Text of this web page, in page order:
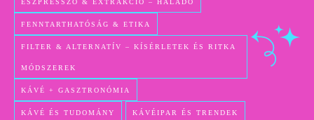
ESZPRESSZÓ & EXTRAKCIÓ – HALADÓ
FENNTARTHATÓSÁG & ETIKA
FILTER & ALTERNATÍV – KÍSÉRLETEK ÉS RITKA
MÓDSZEREK
KÁVÉ + GASZTRONÓMIA
KÁVÉ ÉS TUDOMÁNY KÁVÉIPAR ÉS TRENDEK